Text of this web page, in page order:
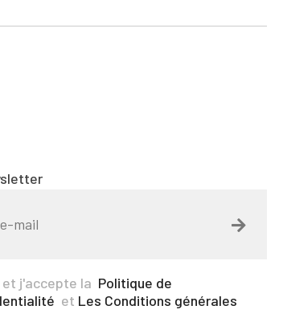
et j'accepte la Politique de
et Les Conditions générales